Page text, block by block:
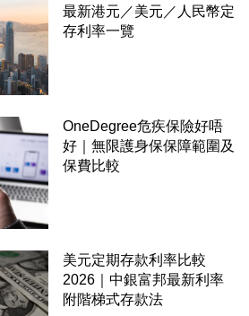
最新港元／美元／人民幣定
存利率一覽
OneDegree危疾保險好唔
好｜無限護身保保障範圍及
保費比較
美元定期存款利率比較
2026｜中銀富邦最新利率
附階梯式存款法